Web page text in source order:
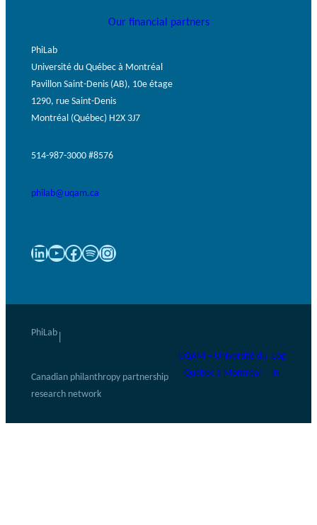
Our financial partners
PhiLab
Université du Québec à Montréal
Pavillon Saint-Denis (AB), 10e étage
1290, rue Saint-Denis
Montréal (Québec) H2X 3J7
514-987-3000 #8576
philab@uqam.ca
LinkedIn YouTube Facebook Spotify Instagram
PhiLab
Canadian philanthropy partnership
research network
UQAM – Université du
Québec à Montréal
Log
in